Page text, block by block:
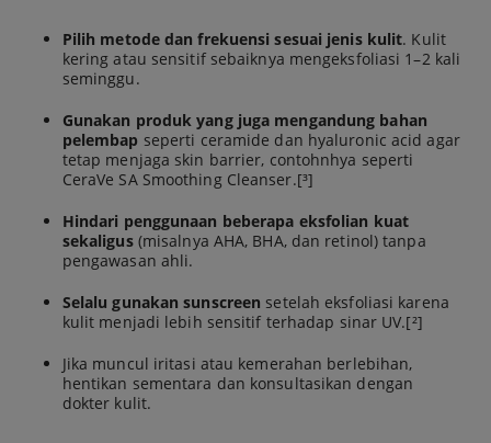
Pilih metode dan frekuensi sesuai jenis kulit. Kulit
kering atau sensitif sebaiknya mengeksfoliasi 1–2 kali
seminggu.
Gunakan produk yang juga mengandung bahan
pelembap seperti ceramide dan hyaluronic acid agar
tetap menjaga skin barrier, contohnhya seperti
CeraVe SA Smoothing Cleanser.[³]
Hindari penggunaan beberapa eksfolian kuat
sekaligus(misalnya AHA, BHA, dan retinol) tanpa
pengawasan ahli.
Selalu gunakan sunscreen setelah eksfoliasi karena
kulit menjadi lebih sensitif terhadap sinar UV.[²]
Jika muncul iritasi atau kemerahan berlebihan,
hentikan sementara dan konsultasikan dengan
dokter kulit.